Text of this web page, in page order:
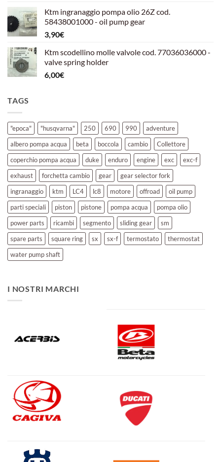
originale
era:
attuale
è:
Ktm ingranaggio pompa olio 26Z cod.
58438001000 - oil pump gear
3,90€
Ktm scodellino molle valvole cod. 77036036000 -
valve spring holder
6,00€
TAGS
"epoca" "husqvarna" 250 690 990
adventure
albero pompa acqua
beta boccola cambio
Collettore
coperchio pompa acqua
duke enduro engine exc
exc-f
exhaust
forchetta cambio gear
gear selector fork
ingranaggio
ktm LC4 lc8 motore offroad
oil pump
parti speciali
piston pistone pompa acqua
pompa olio
power parts
ricambi segmento sliding gear
sm
spare parts
square ring sx sx-f termostato
thermostat
water pump shaft
I NOSTRI MARCHI